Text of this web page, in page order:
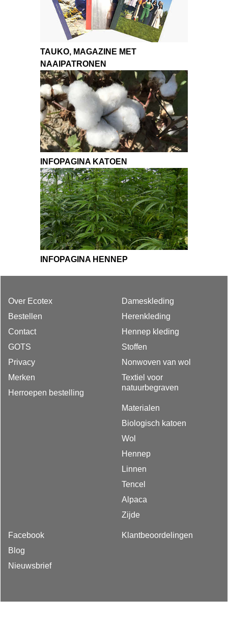
TAUKO, MAGAZINE MET
NAAIPATRONEN
INFOPAGINA KATOEN
INFOPAGINA HENNEP
Over Ecotex
Bestellen
Contact
GOTS
Privacy
Merken
Herroepen bestelling
Dameskleding
Herenkleding
Hennep kleding
Stoffen
Nonwoven van wol
Textiel voor
natuurbegraven
Materialen
Biologisch katoen
Wol
Hennep
Linnen
Tencel
Alpaca
Zijde
Facebook
Blog
Nieuwsbrief
Klantbeoordelingen